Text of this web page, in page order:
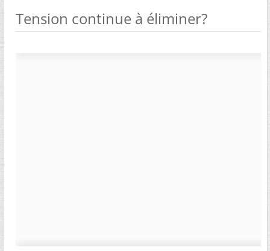
Tension continue à éliminer?